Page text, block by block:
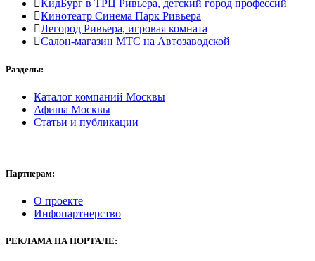
КидБург в ТРЦ Ривьера, детский город профессий
Кинотеатр Синема Парк Ривьера
Легород Ривьера, игровая комната
Салон-магазин МТС на Автозаводской
Разделы:
Каталог компаний Москвы
Афиша Москвы
Статьи и публикации
Партнерам:
О проекте
Инфопартнерство
РЕКЛАМАНА ПОРТАЛЕ: